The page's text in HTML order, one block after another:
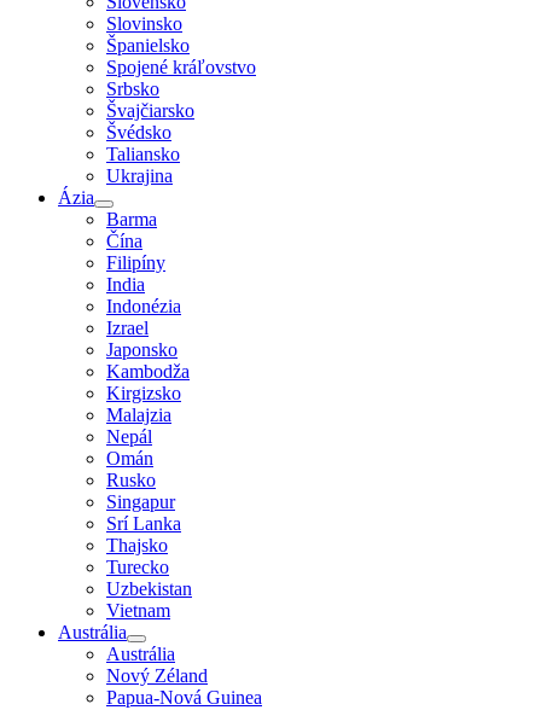
Slovinsko
Španielsko
Spojené kráľovstvo
Srbsko
Švajčiarsko
Švédsko
Taliansko
Ukrajina
Ázia
Barma
Čína
Filipíny
India
Indonézia
Izrael
Japonsko
Kambodža
Kirgizsko
Malajzia
Nepál
Omán
Rusko
Singapur
Srí Lanka
Thajsko
Turecko
Uzbekistan
Vietnam
Austrália
Austrália
Nový Zéland
Papua-Nová Guinea